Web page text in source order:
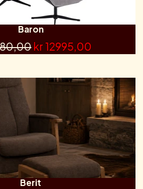
Baron
kr 12995,00
Berit